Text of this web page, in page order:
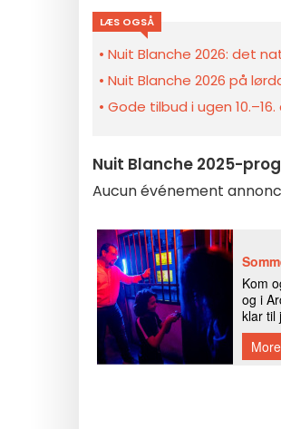
LÆS OGSÅ
Nuit Blanche 2026: det
Nuit Blanche 2026 på
Gode tilbud i ugen
Nuit Blanche 2025-
Aucun événement